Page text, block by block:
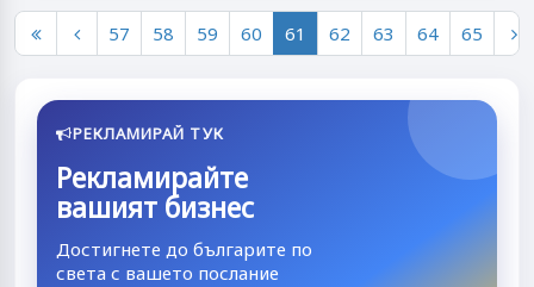
57 58 59 60 61 62 63 64 65
РЕКЛАМИРАЙ ТУК
Рекламирайте
вашият бизнес
Достигнете до българите по
света с вашето послание